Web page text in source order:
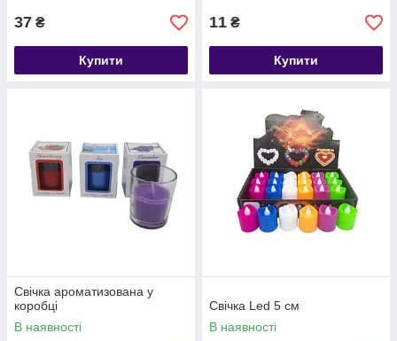
37 ₴
Купити
11 ₴
Купити
Свічка ароматизована у
коробці
В наявності
Свічка Led 5 см
В наявності